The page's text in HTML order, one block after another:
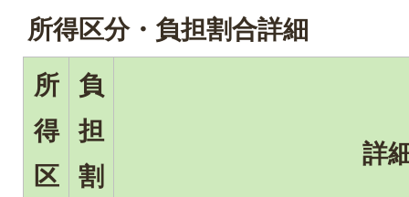
所得区分・負担割合詳細
所
得
区
負
担
割
詳